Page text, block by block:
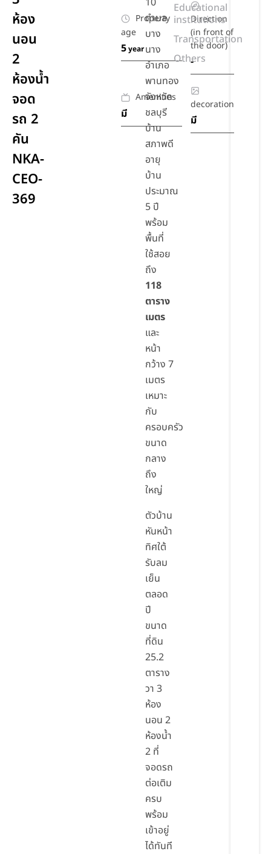
ห้อง
นอน
2
ห้องน้ำ
จอด
รถ 2
คัน
NKA-
CEO-
369
Property
age
5year
Direction
(in front of
the door)
-
Amenities
มี
decoration
มี
ตำบล
บาง
นาง
อำเภอ
พานทอง
จังหวัด
ชลบุรี
บ้าน
สภาพดี
อายุ
บ้าน
ประมาณ
5 ปี
พร้อม
พื้นที่
ใช้สอย
ถึง
118
ตาราง
เมตร
และ
หน้า
กว้าง 7
เมตร
เหมาะ
กับ
ครอบครัว
ขนาด
กลาง
ถึง
ใหญ่
ตัวบ้าน
หันหน้า
ทิศใต้
รับลม
เย็น
ตลอด
ปี
ขนาด
ที่ดิน
25.2
ตาราง
วา 3
ห้อง
นอน 2
ห้องน้ำ
2 ที่
จอดรถ
ต่อเติม
ครบ
พร้อม
เข้าอยู่
ได้ทันที
Educational
institutions
Transportation
Others